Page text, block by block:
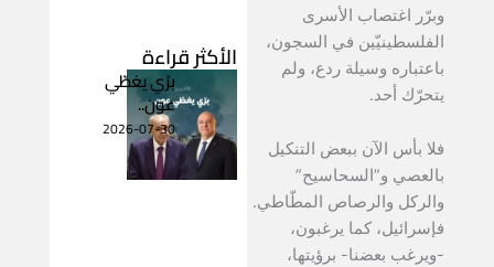
وبرّر اغتصاب الأسرى
الفلسطينيّين في السجون،
باعتباره وسيلة ردع، ولم
يتحرّك أحد.
فلا بأس الآن ببعض التنكيل
بالعصي و”السحاسيح”
والركل والرصاص المطّاطي.
فإسرائيل، كما يرغبون،
-ويرغب بعضنا- برؤيتها،
الأكثر قراءة
برّي يغطّي
عون..
2026-07-30